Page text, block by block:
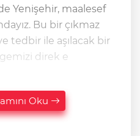
Yenişehir, maalesef
Bu bir çıkmaz
tedbir ile aşılacak bir
direk e
Oku